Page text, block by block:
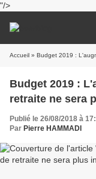
"/>
Accueil » Budget 2019 :
Budget 2019 :
retraite ne sera
Publié le 26/08/2018 à
Par Pierre HAMMADI